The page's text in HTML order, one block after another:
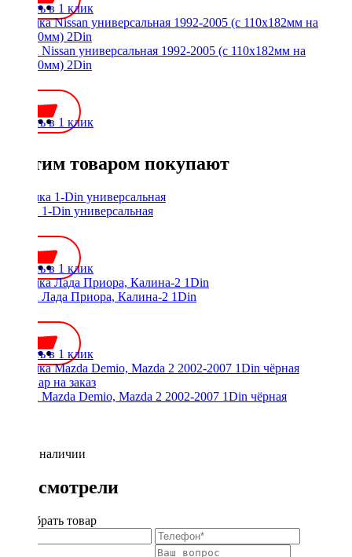
Купить в 1 клик
Рамка Nissan универсальная 1992-2005 (с 110x182мм на
96x170мм) 2Din
Купить в 1 клик
С этим товаром покупают
Рамка 1-Din универсальная
Купить в 1 клик
Рамка Лада Приора, Калина-2 1Din
Купить в 1 клик
Рамка Mazda Demio, Mazda 2 2002-2007 1Din чёрная
Нет в наличии
Вы смотрели
Подобрать товар